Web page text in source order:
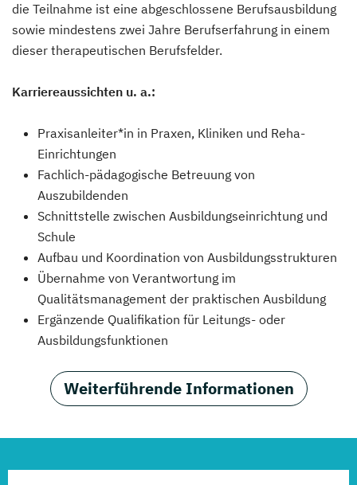
die Teilnahme ist eine abgeschlossene Berufsausbildung
sowie mindestens zwei Jahre Berufserfahrung in einem
dieser therapeutischen Berufsfelder.
Karriereaussichten u. a.:
Praxisanleiter*in in Praxen, Kliniken und Reha-
Einrichtungen
Fachlich-pädagogische Betreuung von
Auszubildenden
Schnittstelle zwischen Ausbildungseinrichtung und
Schule
Aufbau und Koordination von Ausbildungsstrukturen
Übernahme von Verantwortung im
Qualitätsmanagement der praktischen Ausbildung
Ergänzende Qualifikation für Leitungs- oder
Ausbildungsfunktionen
Weiterführende Informationen